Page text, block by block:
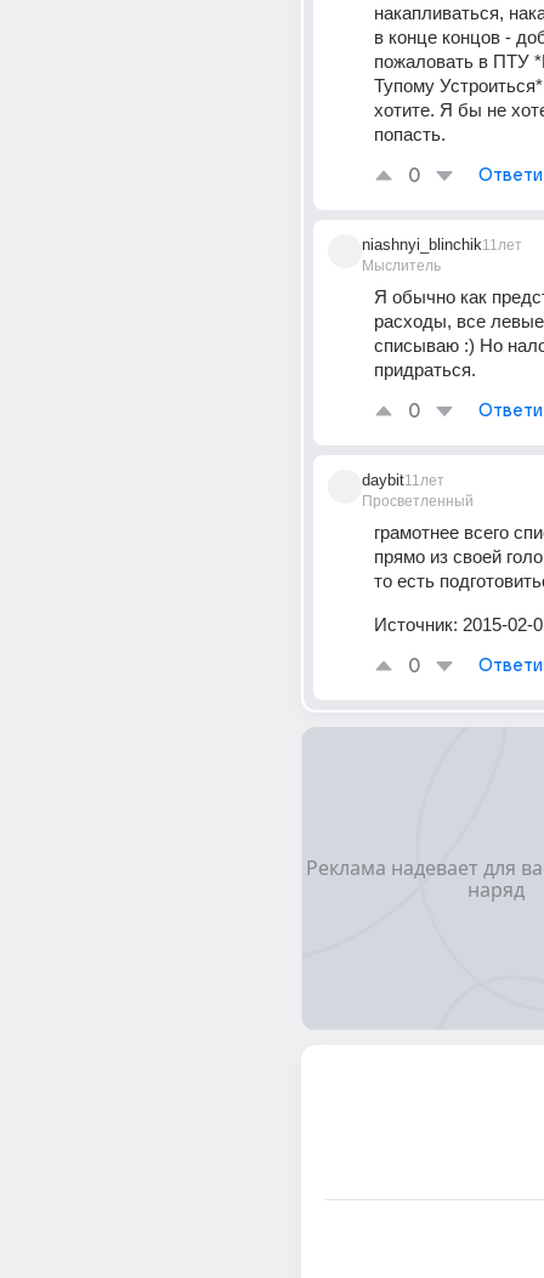
накапливаться,
в конце концов -
пожаловать в ПТУ
Тупому
хотите. Я бы не
попасть.
0
niashnyi_blinchik
Мыслитель
11лет
Я обычно как
расходы, все
списываю :) Но
придраться.
0
daybit
Просветленный
11лет
грамотнее всего
прямо из своей
то есть
Источник: 2015-02-
0